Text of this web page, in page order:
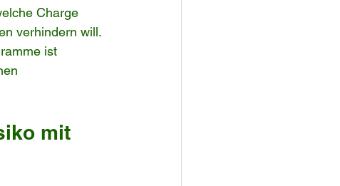
Charge
verhindern will.
ist
mit